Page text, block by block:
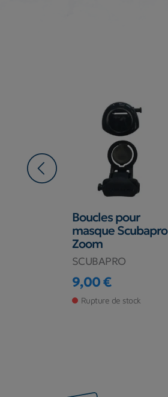
Boucles pour
masque Scubapro
Zoom
SCUBAPRO
Prix
9,00 €
Rupture de stock